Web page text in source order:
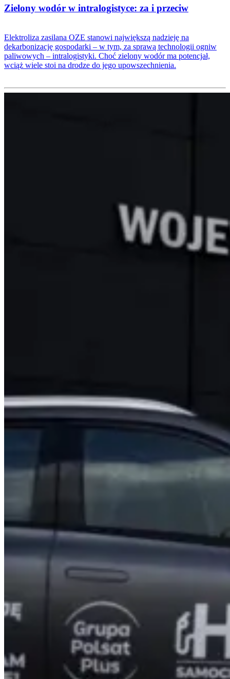
Zielony wodór w intralogistyce: za i przeciw
Elektroliza zasilana OZE stanowi największą nadzieję na
dekarbonizację gospodarki – w tym, za sprawą technologii ogniw
paliwowych – intralogistyki. Choć zielony wodór ma potencjał,
wciąż wiele stoi na drodze do jego upowszechnienia.